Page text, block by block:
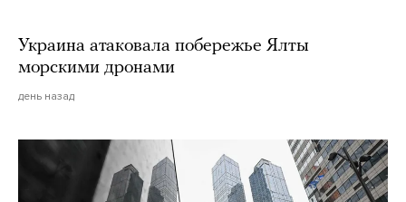
Украина атаковала побережье Ялты
морскими дронами
день назад